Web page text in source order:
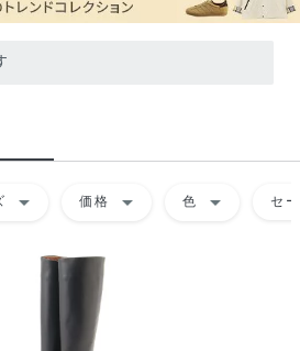
arrow_drop_down 価格 arrow_drop_down 色 arrow_drop_down セ